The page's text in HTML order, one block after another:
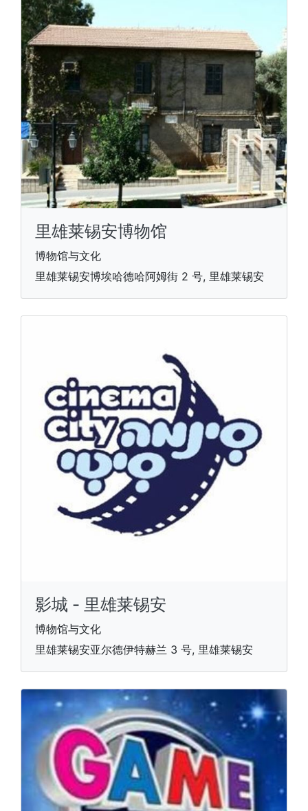
里雄莱锡安博物馆
博物馆与文化
里雄莱锡安博埃哈德哈阿姆街 2 号, 里雄莱锡安
影城 - 里雄莱锡安
博物馆与文化
里雄莱锡安亚尔德伊特赫兰 3 号, 里雄莱锡安